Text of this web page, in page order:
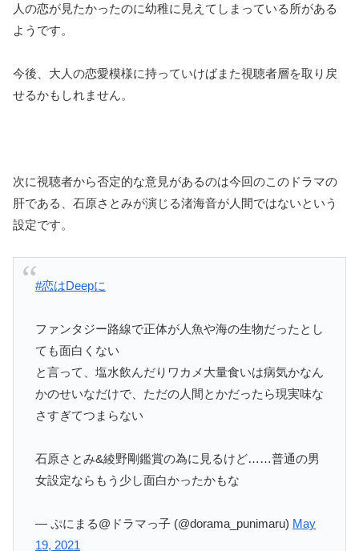
人の恋が見たかったのに幼稚に見えてしまっている所がある
ようです。
今後、大人の恋愛模様に持っていけばまた視聴者層を取り戻
せるかもしれません。
次に視聴者から否定的な意見があるのは今回のこのドラマの
肝である、石原さとみが演じる渚海音が人間ではないという
設定です。
#恋はDeepに
ファンタジー路線で正体が人魚や海の生物だったとし
ても面白くない
と言って、塩水飲んだりワカメ大量食いは病気かなん
かのせいなだけで、ただの人間とかだったら現実味な
さすぎてつまらない
石原さとみ&綾野剛鑑賞の為に見るけど……普通の男
女設定ならもう少し面白かったかもな
— ぷにまる@ドラマっ子 (@dorama_punimaru) May
19, 2021